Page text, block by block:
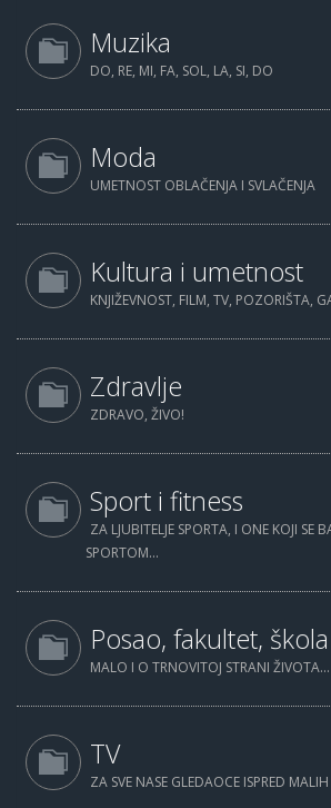
Muzika
DO, RE, MI, FA, SOL, LA, SI, DO
Moda
UMETNOST OBLAČENJA I SVLAČENJA
Kultura i umetnost
KNJIŽEVNOST, FILM, TV, POZORIŠTA,
Zdravlje
ZDRAVO, ŽIVO!
Sport i fitness
ZA LJUBITELJE SPORTA, I ONE KOJI SE
SPORTOM...
Posao, fakultet, škola
MALO I O TRNOVITOJ STRANI ŽIVOTA...
TV
ZA SVE NASE GLEDAOCE ISPRED